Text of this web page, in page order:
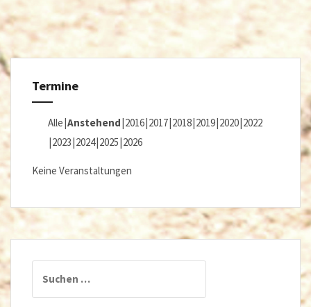
Termine
Alle Anstehend 2016 2017 2018 2019 2020 2022
2023 2024 2025 2026
Keine Veranstaltungen
nach: